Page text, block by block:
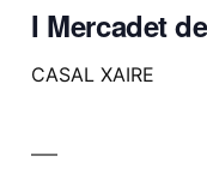
I Mercadet
CASAL XAIRE